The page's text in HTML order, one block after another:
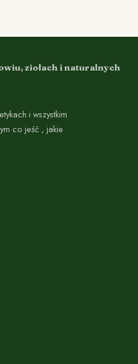
ziołach i naturalnych
i wszystkim
co jeść , jakie